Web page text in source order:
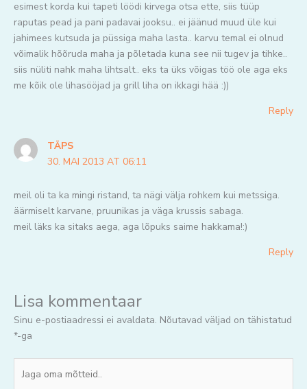
esimest korda kui tapeti löödi kirvega otsa ette, siis tüüp
raputas pead ja pani padavai jooksu.. ei jäänud muud üle kui
jahimees kutsuda ja püssiga maha lasta.. karvu temal ei olnud
võimalik hõõruda maha ja põletada kuna see nii tugev ja tihke..
siis nüliti nahk maha lihtsalt.. eks ta üks võigas töö ole aga eks
me kõik ole lihasööjad ja grill liha on ikkagi hää :))
Reply
TÄPS
30. MAI 2013 AT 06:11
meil oli ta ka mingi ristand, ta nägi välja rohkem kui metssiga.
äärmiselt karvane, pruunikas ja väga krussis sabaga.
meil läks ka sitaks aega, aga lõpuks saime hakkama!:)
Reply
Lisa kommentaar
Sinu e-postiaadressi ei avaldata. Nõutavad väljad on tähistatud
*-ga
oma